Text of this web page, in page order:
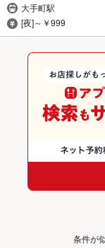
大手町駅
[夜]～￥999
条件が